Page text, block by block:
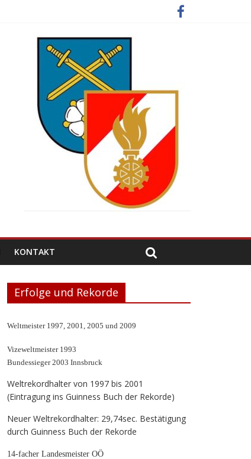
KONTAKT
Erfolge und Rekorde
Weltmeister 1997, 2001, 2005 und 2009
Vizeweltmeister 1993
Bundessieger 2003 Innsbruck
Weltrekordhalter von 1997 bis 2001
(Eintragung ins Guinness Buch der Rekorde)
Neuer Weltrekordhalter: 29,74sec. Bestätigung
durch Guinness Buch der Rekorde
14-facher Landesmeister OÖ